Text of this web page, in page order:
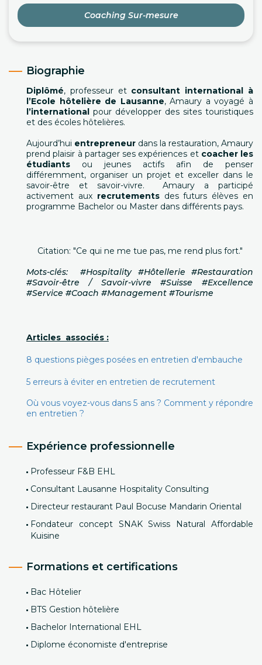
Coaching Sur-mesure
Biographie
Diplômé, professeur et consultant international à
l’Ecole hôtelière de Lausanne, Amaury a voyagé à
l’international pour développer des sites touristiques
et des écoles hôtelières.
Aujourd’hui entrepreneur dans la restauration, Amaury
prend plaisir à partager ses expériences et coacher les
étudiants ou jeunes actifs afin de penser
différemment, organiser un projet et exceller dans le
savoir-être et savoir-vivre. Amaury a participé
activement aux recrutements des futurs élèves en
programme Bachelor ou Master dans différents pays.
Citation: "Ce qui ne me tue pas, me rend plus fort."
Mots-clés: #Hospitality #Hôtellerie #Restauration
#Savoir-être / Savoir-vivre #Suisse #Excellence
#Service #Coach #Management #Tourisme
Articles associés :
8 questions pièges posées en entretien d'embauche
5 erreurs à éviter en entretien de recrutement
Où vous voyez-vous dans 5 ans ? Comment y répondre
en entretien ?
Expérience professionnelle
Professeur F&B EHL
Consultant Lausanne Hospitality Consulting
Directeur restaurant Paul Bocuse Mandarin Oriental
Fondateur concept SNAK Swiss Natural Affordable
Kuisine
Formations et certifications
Bac Hôtelier
BTS Gestion hôtelière
Bachelor International EHL
Diplome économiste d'entreprise